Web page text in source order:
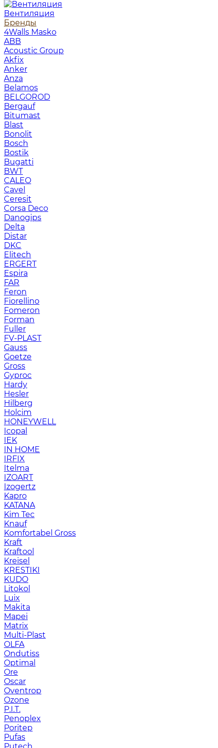
Вентиляция
Бренды
4Walls Masko
ABB
Acoustic Group
Akfix
Anker
Anza
Belamos
BELGOROD
Bergauf
Bitumast
Blast
Bonolit
Bosch
Bostik
Bugatti
BWT
CALEO
Cavel
Ceresit
Corsa Deco
Danogips
Delta
Distar
DKC
Elitech
ERGERT
Espira
FAR
Feron
Fiorellino
Fomeron
Forman
Fuller
FV-PLAST
Gauss
Goetze
Gross
Gyproc
Hardy
Hesler
Hilberg
Holcim
HONEYWELL
Icopal
IEK
IN HOME
IRFIX
Itelma
IZOART
Izogertz
Kapro
KATANA
Kim Tec
Knauf
Komfortabel Gross
Kraft
Kraftool
Kreisel
KRESTIKI
KUDO
Litokol
Luix
Makita
Mapei
Matrix
Multi-Plast
OLFA
Ondutiss
Optimal
Ore
Oscar
Oventrop
Ozone
P.I.T.
Penoplex
Poritep
Pufas